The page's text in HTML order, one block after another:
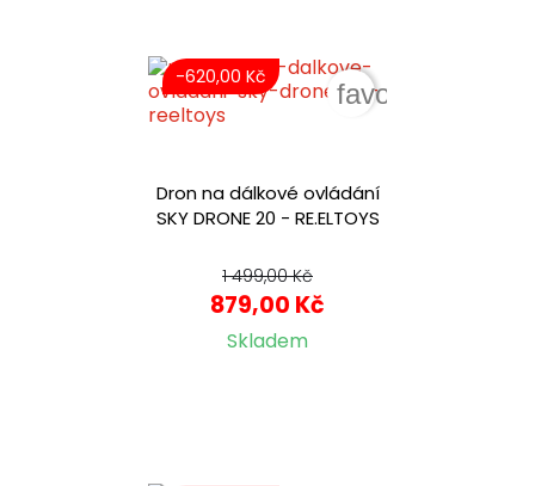
Dron na dálkové ovládání
SKY DRONE 20 - RE.ELTOYS
1 499,00 Kč
879,00 Kč
Skladem
-620,00 Kč
favorite_border